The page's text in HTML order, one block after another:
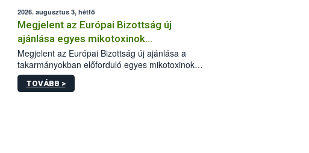
2026. augusztus 3, hétfő
Megjelent az Európai Bizottság új
ajánlása egyes mikotoxinok
takarmányokban való jelenlétéről
Megjelent az Európai Bizottság új ajánlása a
takarmányokban előforduló egyes mikotoxinokkal
kapcsolatban. A dokumentum 2027-től új
irányértékek alkalmazását írja elő, és a jelenleg
TOVÁBB >